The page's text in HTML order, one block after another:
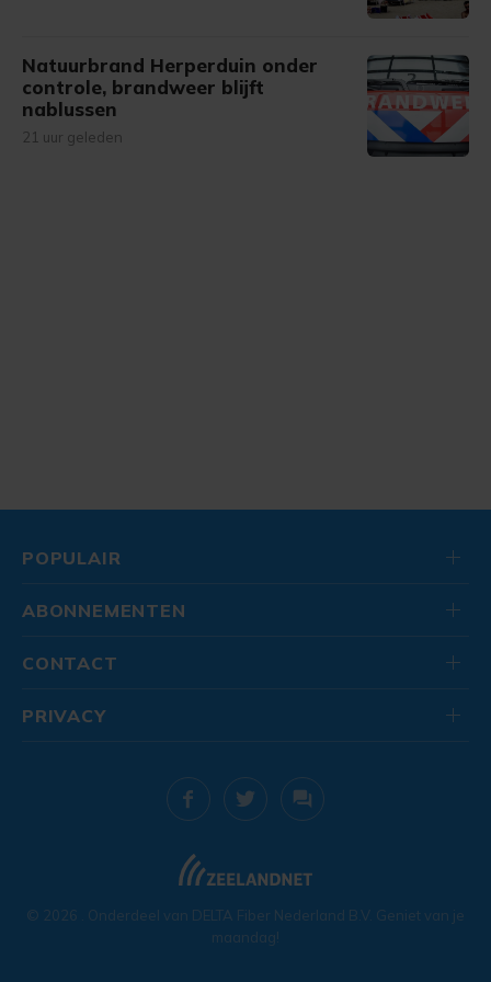
Natuurbrand Herperduin onder
controle, brandweer blijft
nablussen
21 uur geleden
POPULAIR
ABONNEMENTEN
CONTACT
© 2026 . Onderdeel van DELTA Fiber Nederland B.V. Geniet van je
maandag!
PRIVACY